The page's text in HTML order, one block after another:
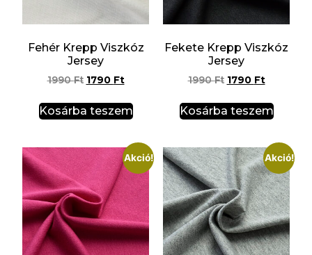
Fehér Krepp Viszkóz
Jersey
1990Ft 1790 Ft
Kosárba teszem
Fekete Krepp Viszkóz
Jersey
1990Ft 1790 Ft
Kosárba teszem
Akció! Akció!